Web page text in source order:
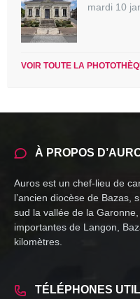
mardi 10
VOIR TOUTE LA
À PROPOS
Auros est un chef-lieu de
l’ancien diocèse de Bazas,
sud la vallée de la
importantes de Langon,
kilomètres.
TÉLÉPHONES